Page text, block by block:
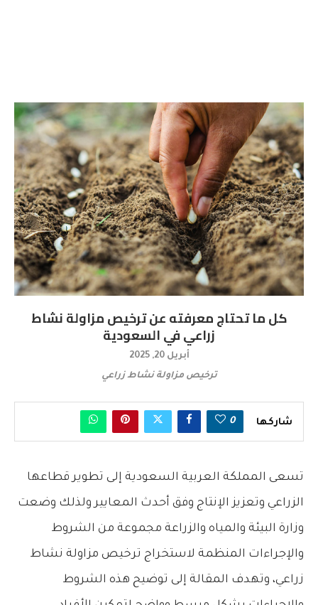
كل ما تحتاج معرفته عن ترخيص مزاولة نشاط
زراعي في السعودية
أبريل 20, 2025
ترخيص مزاولة نشاط زراعي
شاركها 0
تسعى المملكة العربية السعودية إلى تطوير قطاعها
الزراعي وتعزيز الإنتاج وفق أحدث المعايير ولذلك وضعت
وزارة البيئة والمياه والزراعة مجموعة من الشروط
والإجراءات المنظمة لاستخراج ترخيص مزاولة نشاط
زراعي، وتهدف المقالة إلى توضيح هذه الشروط